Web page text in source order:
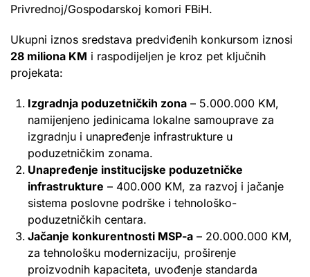
Privrednoj/Gospodarskoj komori FBiH.
Ukupni iznos sredstava predviđenih konkursom iznosi
28 miliona KM i raspodijeljen je kroz pet ključnih
projekata:
Izgradnja poduzetničkih zona – 5.000.000 KM,
namijenjeno jedinicama lokalne samouprave za
izgradnju i unapređenje infrastrukture u
poduzetničkim zonama.
Unapređenje institucijske poduzetničke
infrastrukture – 400.000 KM, za razvoj i jačanje
sistema poslovne podrške i tehnološko-
poduzetničkih centara.
Jačanje konkurentnosti MSP-a – 20.000.000 KM,
za tehnološku modernizaciju, proširenje
proizvodnih kapaciteta, uvođenje standarda